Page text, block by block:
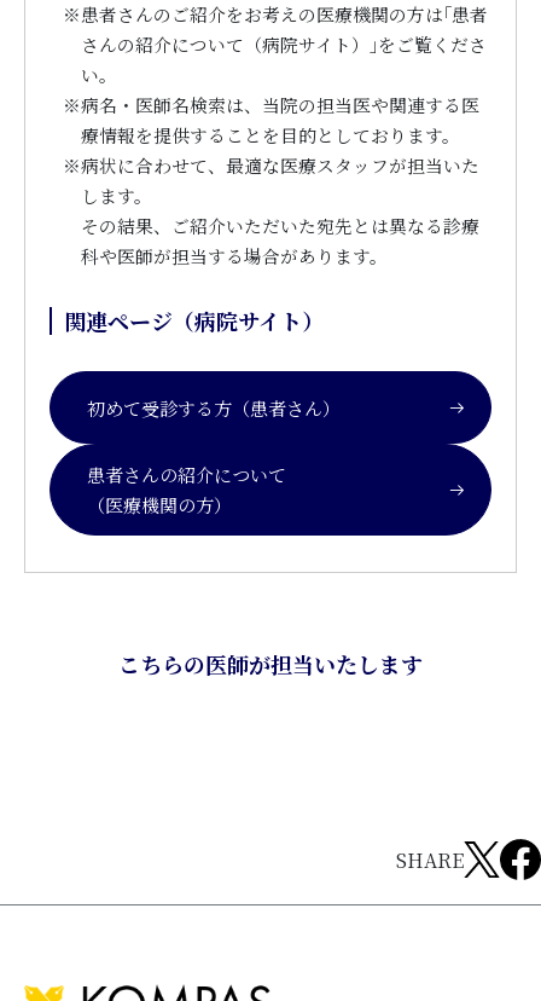
※患者さんのご紹介をお考えの医療機関の方は｢患者
さんの紹介について（病院サイト）｣をご覧くださ
い。
※病名・医師名検索は、当院の担当医や関連する医
療情報を提供することを目的としております。
※病状に合わせて、最適な医療スタッフが担当いた
します。
その結果、ご紹介いただいた宛先とは異なる診療
科や医師が担当する場合があります。
関連ページ（病院サイト）
初めて受診する方（患者さん）
患者さんの紹介について
（医療機関の方）
こちらの医師が担当いたします
SHARE